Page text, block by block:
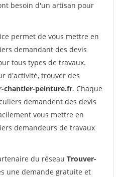
besoin d'un artisan pour
permet de vous mettre en
demandant des devis
tous types de travaux.
d'activité, trouver des
chantier-peinture.fr. Chaque
demandent des devis
vous mettre en
demandeurs de travaux
du réseau Trouver-
une demande gratuite et